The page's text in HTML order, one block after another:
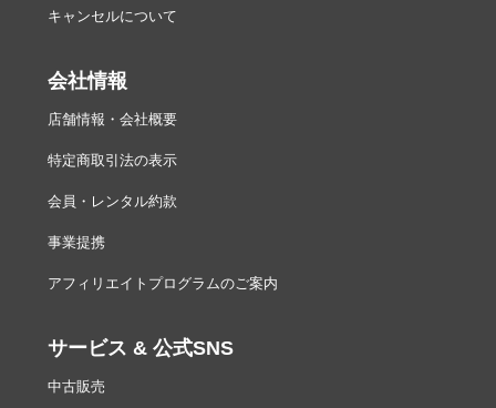
キャンセルについて
会社情報
店舗情報・会社概要
特定商取引法の表示
会員・レンタル約款
事業提携
アフィリエイトプログラムのご案内
サービス & 公式SNS
中古販売